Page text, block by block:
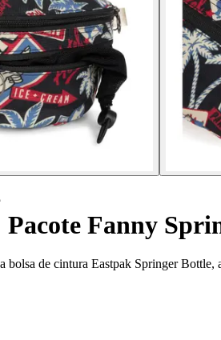
Pacote Fanny
bolsa de cintura Eastpak Springer